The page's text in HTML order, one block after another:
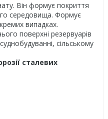
Він формує покриття
середовища. Формує
випадках.
поверхні резервуарів
сільському
сталевих